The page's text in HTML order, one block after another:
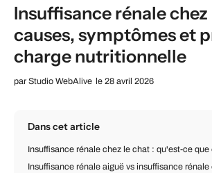
Insuffisance rénale chez
causes, symptômes et
charge nutritionnelle
par Studio WebAlive le 28 avril 2026
Dans cet article
Insuffisance rénale chez le chat : qu'est-ce que
Insuffisance rénale aiguë vs insuffisance rénale